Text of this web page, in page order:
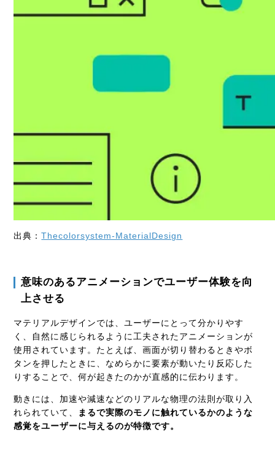
出典：Thecolorsystem-MaterialDesign
意味のあるアニメーションでユーザー体験を向
上させる
マテリアルデザインでは、ユーザーにとって分かりやす
く、自然に感じられるように工夫されたアニメーションが
使用されています。たとえば、画面が切り替わるときやボ
タンを押したときに、なめらかに要素が動いたり反応した
りすることで、何が起きたのかが直感的に伝わります。
動きには、加速や減速などのリアルな物理の法則が取り入
れられていて、
まるで実際のモノに触れているかのような
感覚をユーザーに与えるのが特徴です。